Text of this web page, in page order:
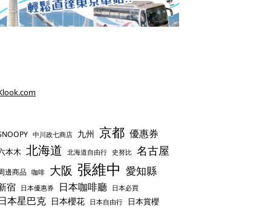
中川政七商店 九州 京都 優惠券
本木 北海道 北海道自由行 史努比 名古屋
邊商品 咖啡 大阪 張維中 愛知縣
宿 日本優惠券 日本咖啡廳 日本必買
本星巴克 日本櫻花 日本自由行 日本賞櫻